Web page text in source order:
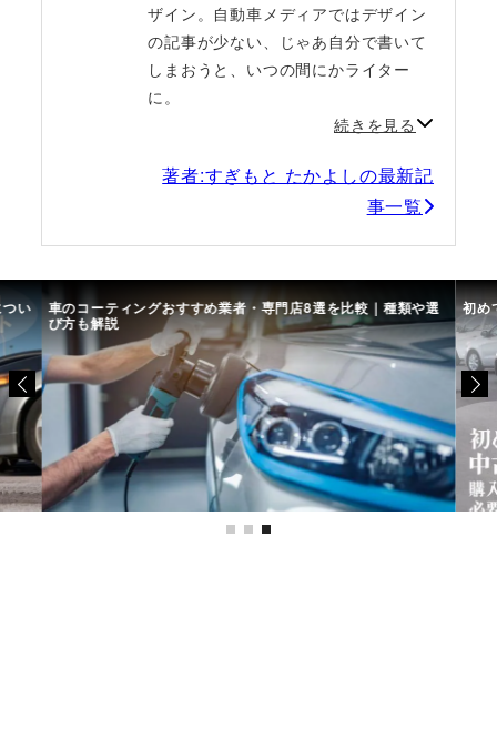
ザイン。自動車メディアではデザイン
の記事が少ない、じゃあ自分で書いて
しまおうと、いつの間にかライター
に。
続きを見る
著者:すぎもと たかよしの最新記
事一覧
い 車のコーティングおすすめ業者・専門店8選を比較｜種類や選
び方も解説
初め